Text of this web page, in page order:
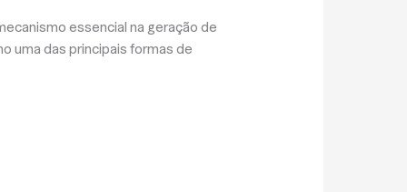
essencial na geração de
uma das principais formas de